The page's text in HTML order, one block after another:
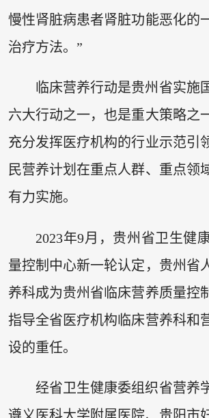
慢性肾脏病患者肾脏功能恶化的
治疗方法。”
临床营养行动是贵州省实施
六大行动之一，也是重大策略之
充分发挥医疗机构的行业示范引
民营养计划在重点人群、重点领
有力实施。
2023年9月，贵州省卫生健
量控制中心新一轮认定，贵州省
养科成为贵州省临床营养质量控
指导全省医疗机构临床营养科和
设的重任。
经省卫生健康委组织省营养